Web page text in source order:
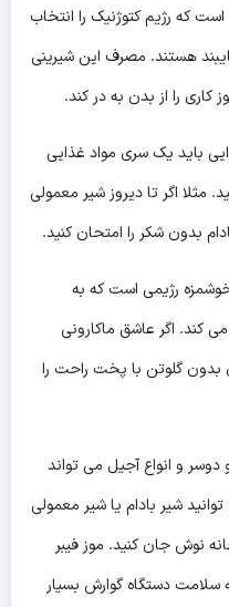
که رژیم کتوژنیک را انتخاب
هستند. مصرف این شیرینی
را از بدن به در کند.
باید یک سری مواد غذایی
اگر تا دیروز شیر معمولی
بدون شکر را امتحان کنید.
رژیمی است که به
کند. اگر عاشق ماکارونی
بدون گلوتن با پخت راحت را
دوسر و انواع آجیل می تواند
شیر بادام یا شیر معمولی
نوش جان کنید. موز فیبر
سلامت دستگاه گوارش بسیار